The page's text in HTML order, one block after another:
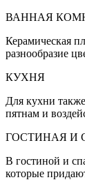
ВАННАЯ
Керамическая
разнообразие
КУХНЯ
Для кухни
пятнам и
ГОСТИНАЯ И
В гостиной и
которые